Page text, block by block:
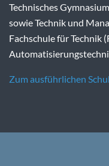
Technisches
sowie Technik und
Fachschule für Technik
Zum ausführlichen